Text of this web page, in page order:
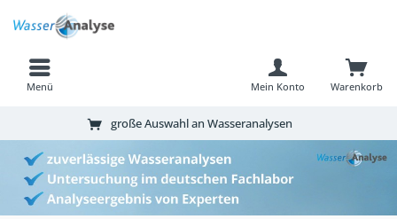
Menü Warenkorb
Mein Konto
große Auswahl an Wasseranalysen